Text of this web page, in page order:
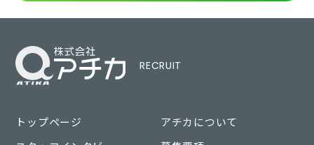
RECRUIT
トップページ
アチカについて